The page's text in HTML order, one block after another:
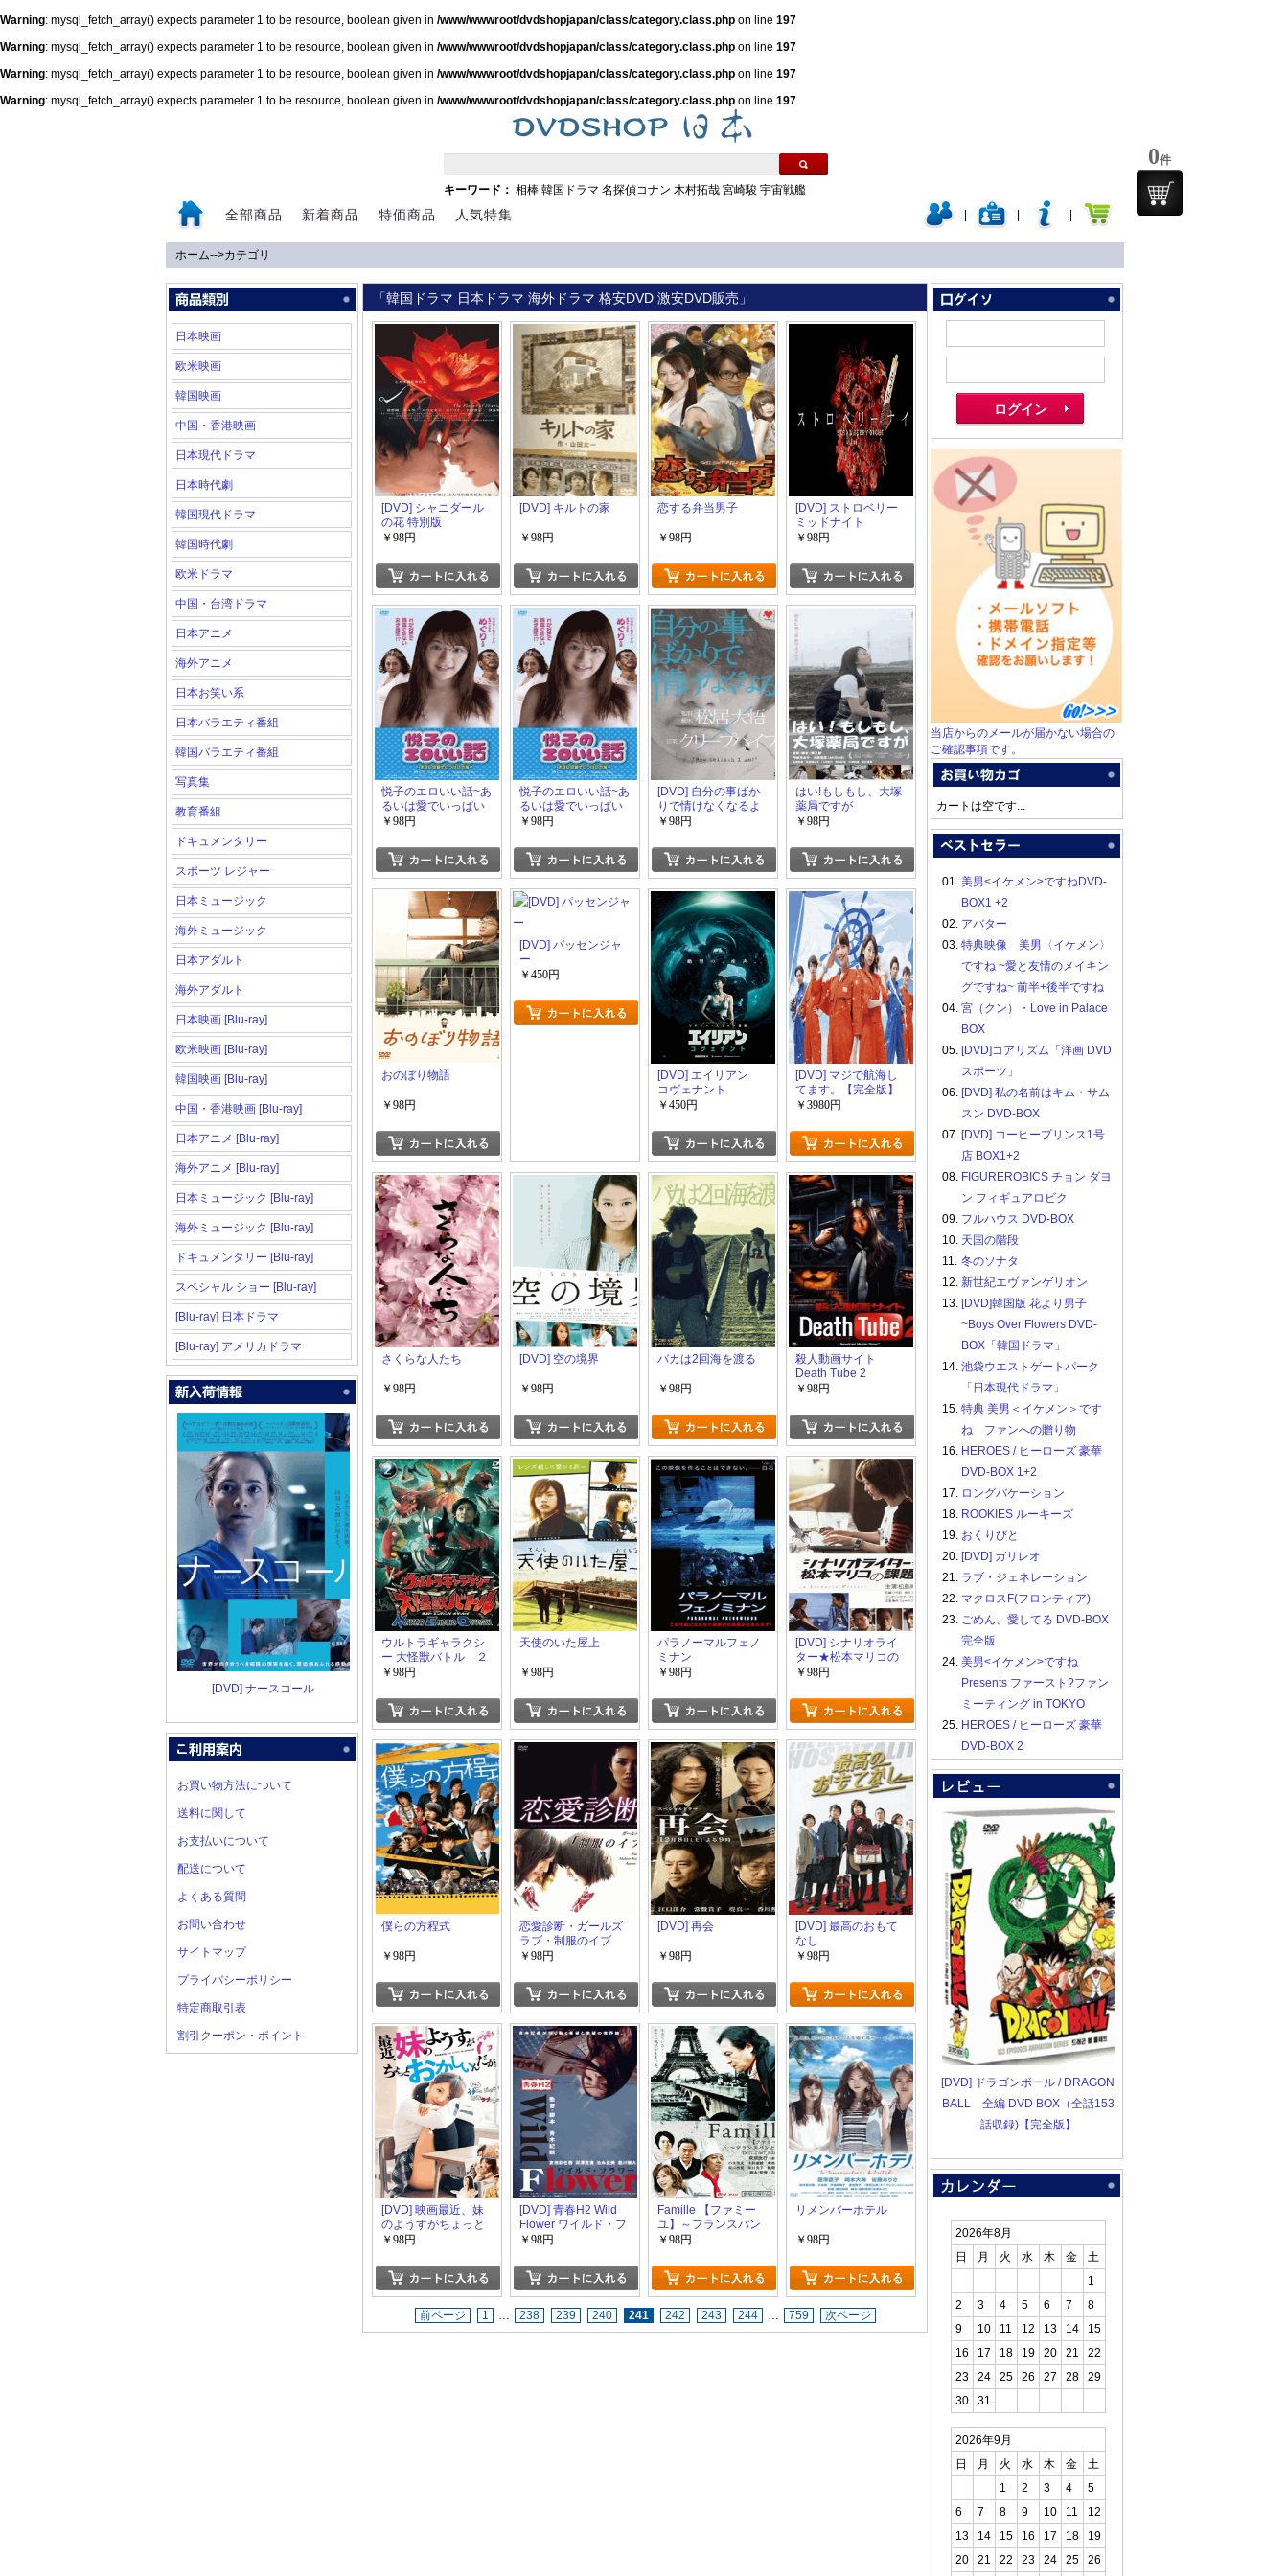
Warning: mysql_fetch_array() expects parameter 1 to be resource, boolean given in /www/wwwroot/dvdshopjapan/class/category.class.php on line 197
Warning: mysql_fetch_array() expects parameter 1 to be resource, boolean given in /www/wwwroot/dvdshopjapan/class/category.class.php on line 197
Warning: mysql_fetch_array() expects parameter 1 to be resource, boolean given in /www/wwwroot/dvdshopjapan/class/category.class.php on line 197
Warning: mysql_fetch_array() expects parameter 1 to be resource, boolean given in /www/wwwroot/dvdshopjapan/class/category.class.php on line 197
キーワード： 相棒 韓国ドラマ 名探偵コナン 木村拓哉 宮崎駿 宇宙戦艦
全部商品 新着商品 特価商品 人気特集
ホーム-->カテゴリ
日本映画
欧米映画
韓国映画
中国・香港映画
日本現代ドラマ
日本時代劇
韓国現代ドラマ
韓国時代劇
欧米ドラマ
中国・台湾ドラマ
日本アニメ
海外アニメ
日本お笑い系
日本バラエティ番組
韓国バラエティ番組
写真集
教育番組
ドキュメンタリー
スポーツ レジャー
日本ミュージック
海外ミュージック
日本アダルト
海外アダルト
日本映画 [Blu-ray]
欧米映画 [Blu-ray]
韓国映画 [Blu-ray]
中国・香港映画 [Blu-ray]
日本アニメ [Blu-ray]
海外アニメ [Blu-ray]
日本ミュージック [Blu-ray]
海外ミュージック [Blu-ray]
ドキュメンタリー [Blu-ray]
スペシャル ショー [Blu-ray]
[Blu-ray] 日本ドラマ
[Blu-ray] アメリカドラマ
[DVD] ナースコール
お買い物方法について
送料に関して
お支払いについて
配送について
よくある質問
お問い合わせ
サイトマップ
プライバシーポリシー
特定商取引表
割引クーポン・ポイント
「韓国ドラマ 日本ドラマ 海外ドラマ 格安DVD 激安DVD販売」
[DVD] シャニダール
の花 特別版
￥98円
[DVD] キルトの家
￥98円
恋する弁当男子
￥98円
[DVD] ストロベリー
ミッドナイト
￥98円
悦子のエロいい話~あ
るいは愛でいっぱい
の海~
￥98円
悦子のエロいい話~あ
るいは愛でいっぱい
の海~
￥98円
[DVD] 自分の事ばか
りで情けなくなるよ
￥98円
はい!もしもし、大塚
薬局ですが
￥98円
おのぼり物語
￥98円
[DVD] パッセンジャ
ー
￥450円
[DVD] エイリアン
コヴェナント
￥450円
[DVD] マジで航海し
てます。【完全版】
(初回生産限定版)
￥3980円
さくらな人たち
￥98円
[DVD] 空の境界
￥98円
バカは2回海を渡る
￥98円
殺人動画サイト
Death Tube 2
￥98円
ウルトラギャラクシ
ー 大怪獣バトル ２
￥98円
天使のいた屋上
￥98円
パラノーマルフェノ
ミナン
￥98円
[DVD] シナリオライ
ター★松本マリコの
課題
￥98円
僕らの方程式
￥98円
恋愛診断・ガールズ
ラブ・制服のイブ
￥98円
[DVD] 再会
￥98円
[DVD] 最高のおもて
なし
￥98円
[DVD] 映画最近、妹
のようすがちょっと
おかしいんだが。
￥98円
[DVD] 青春H2 Wild
Flower ワイルド・フ
ラワー
￥98円
Famille 【ファミー
ユ】～フランスパン
と私～
￥98円
リメンバーホテル
￥98円
前ページ 1 … 238 239 240 241 242 243 244 … 759 次ページ
当店からのメールが届かない場合の
ご確認事項です。
カートは空です...
01. 美男<イケメン>ですねDVD-
BOX1 +2
02. アバター
03. 特典映像 美男〈イケメン〉
ですね ~愛と友情のメイキン
グですね~ 前半+後半ですね
04. 宮（クン）・Love in Palace
BOX
05. [DVD]コアリズム「洋画 DVD
スポーツ」
06. [DVD] 私の名前はキム・サム
スン DVD-BOX
07. [DVD] コーヒープリンス1号
店 BOX1+2
08. FIGUREROBICS チョン ダヨ
ン フィギュアロビク
09. フルハウス DVD-BOX
10. 天国の階段
11. 冬のソナタ
12. 新世紀エヴァンゲリオン
13. [DVD]韓国版 花より男子
~Boys Over Flowers DVD-
BOX「韓国ドラマ」
14. 池袋ウエストゲートパーク
「日本現代ドラマ」
15. 特典 美男＜イケメン＞です
ね ファンへの贈り物
16. HEROES / ヒーローズ 豪華
DVD-BOX 1+2
17. ロングバケーション
18. ROOKIES ルーキーズ
19. おくりびと
20. [DVD] ガリレオ
21. ラブ・ジェネレーション
22. マクロスF(フロンティア)
23. ごめん、愛してる DVD-BOX
完全版
24. 美男<イケメン>ですね
Presents ファースト?ファン
ミーティング in TOKYO
25. HEROES / ヒーローズ 豪華
DVD-BOX 2
[DVD] ドラゴンボール / DRAGON
BALL 全編 DVD BOX（全話153
話収録)【完全版】
2026年8月
日
月 火 水 木 金
土
1
2
3 4 5 6 7
8
9
10 11 12 13 14
15
16
17 18 19 20 21
22
23
24 25 26 27 28
29
30
31
2026年9月
日
月 火 水 木 金
土
1
2 3 4
5
6
7 8 9 10 11
12
13
14 15 16 17 18
19
20
21 22 23 24 25 26
0件